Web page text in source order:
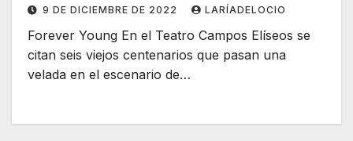
9 DE DICIEMBRE DE 2022 LARÍADELOCIO
Forever Young En el Teatro Campos Elíseos se
citan seis viejos centenarios que pasan una
velada en el escenario de…